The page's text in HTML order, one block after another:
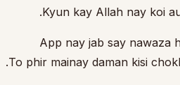
Kyun kay Allah nay koi
App nay jab say nawaza
To phir mainay daman kisi